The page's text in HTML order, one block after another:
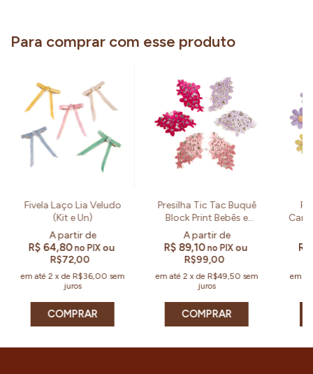
Para comprar com esse produto
Fivela Laço Lia Veludo
(Kit e Un)
R$ 64,80no PIX ou
R$72,00
em até 2 xde R$36,00 sem
juros
COMPRAR
Presilha Tic Tac Buquê
Block Print Bebês e
Meninas (Kit e Par)
R$ 89,10no PIX ou
R$99,00
em até 2 xde R$49,50 sem
juros
COMPRAR
em